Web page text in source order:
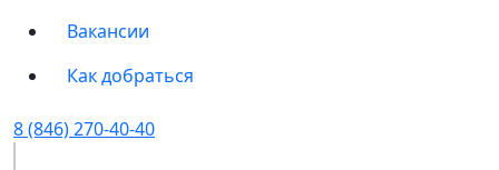
Вакансии
Как добраться
8 (846) 270-40-40